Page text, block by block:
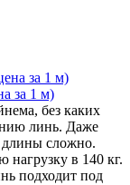
за 1 м)
без каких
линь. Даже
длины сложно.
в 140 кг.
подходит под